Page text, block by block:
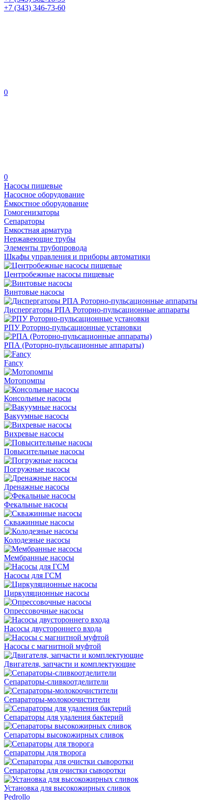
+7 (343) 346-73-‬60
0
0
Насосы пищевые
Насосное оборудование
Ёмкостное оборудование
Гомогенизаторы
Сепараторы
Емкостная арматура
Нержавеющие трубы
Элементы трубопровода
Шкафы управления и приборы автоматики
Центробежные насосы пищевые
Винтовые насосы
Диспергаторы РПА Роторно-пульсационные аппараты
РПУ Роторно-пульсационные установки
РПА (Роторно-пульсационные аппараты)
Fancy
Мотопомпы
Консольные насосы
Вакуумные насосы
Вихревые насосы
Повысительные насосы
Погружные насосы
Дренажные насосы
Фекальные насосы
Скважинные насосы
Колодезные насосы
Мембранные насосы
Насосы для ГСМ
Циркуляционные насосы
Опрессовочные насосы
Насосы двустороннего входа
Насосы с магнитной муфтой
Двигателя, запчасти и комплектующие
Сепараторы-сливкоотделители
Сепараторы-молокоочистители
Сепараторы для удаления бактерий
Сепараторы высокожирных сливок
Сепараторы для творога
Сепараторы для очистки сыворотки
Установка для высокожирных сливок
Pedrollo